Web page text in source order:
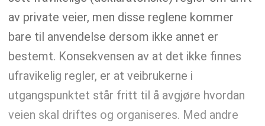
av private veier, men disse reglene kommer
bare til anvendelse dersom ikke annet er
bestemt. Konsekvensen av at det ikke finnes
ufravikelig regler, er at veibrukerne i
utgangspunktet står fritt til å avgjøre hvordan
veien skal driftes og organiseres. Med andre